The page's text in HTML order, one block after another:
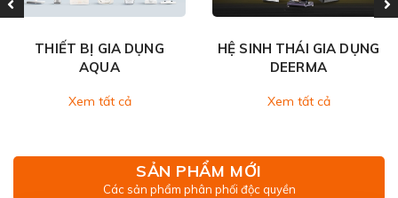
THIẾT BỊ GIA DỤNG
AQUA
Xem tất cả
HỆ SINH THÁI GIA DỤNG
DEERMA
Xem tất cả
SẢN PHẨM MỚI
Các sản phẩm phân phối độc quyền